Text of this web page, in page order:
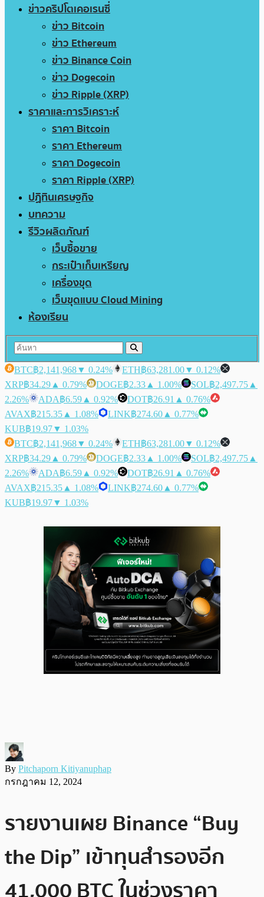
ข่าวคริปโตเคอเรนซี่
ข่าว Bitcoin
ข่าว Ethereum
ข่าว Binance Coin
ข่าว Dogecoin
ข่าว Ripple (XRP)
ราคาและการวิเคราะห์
ราคา Bitcoin
ราคา Ethereum
ราคา Dogecoin
ราคา Ripple (XRP)
ปฏิทินเศรษฐกิจ
บทความ
รีวิวผลิตภัณฑ์
เว็บซื้อขาย
กระเป๋าเก็บเหรียญ
เครื่องขุด
เว็บขุดแบบ Cloud Mining
ห้องเรียน
BTC฿2,141,968▼ 0.24% ETH฿63,281.00▼ 0.12%
XRP฿34.29 ▲ 0.79% DOGE฿2.33 ▲ 1.00% SOL฿2,497.75 ▲
2.26%
ADA฿6.59 ▲ 0.92% DOT฿26.91 ▲ 0.76%
AVAX฿215.35 ▲ 1.08% LINK฿274.60 ▲ 0.77%
KUB฿19.97▼ 1.03%
BTC฿2,141,968▼ 0.24% ETH฿63,281.00▼ 0.12%
XRP฿34.29 ▲ 0.79% DOGE฿2.33 ▲ 1.00% SOL฿2,497.75 ▲
2.26%
ADA฿6.59 ▲ 0.92% DOT฿26.91 ▲ 0.76%
AVAX฿215.35 ▲ 1.08% LINK฿274.60 ▲ 0.77%
KUB฿19.97▼ 1.03%
By Pitchaporn Kitiyanuphap
กรกฎาคม 12, 2024
รายงานเผย Binance “Buy
the Dip” เข้าทุนสำรองอีก